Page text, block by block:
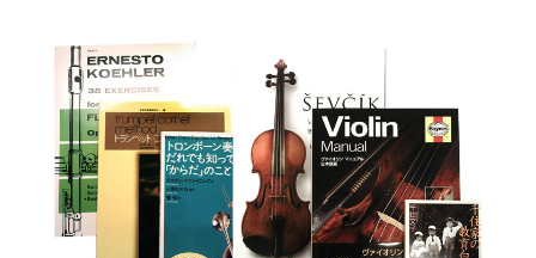
ららぽーと立川立飛店
取り扱い楽器